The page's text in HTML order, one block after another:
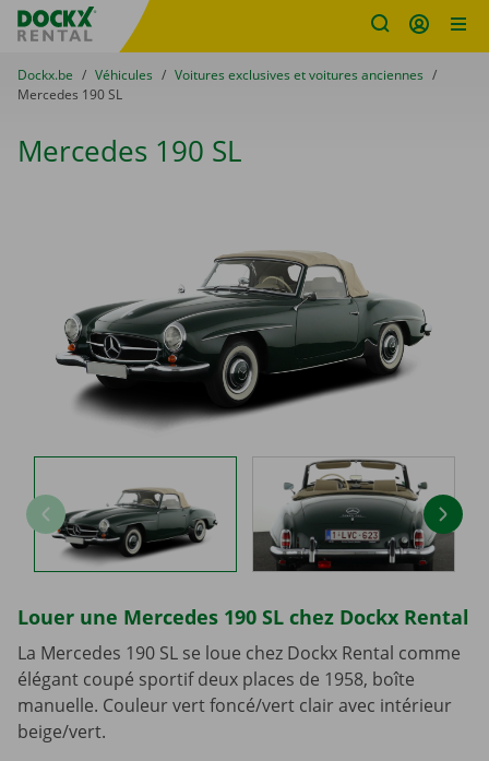
sitename
You are here:
du
Dockx.be to
Véhicules to
Voitures exclusives et voitures anciennes
Mercedes 190 SL
Mercedes 190 SL
Louer une Mercedes 190 SL chez Dockx Rental
La Mercedes 190 SL se loue chez Dockx Rental comme
élégant coupé sportif deux places de 1958, boîte
manuelle. Couleur vert foncé/vert clair avec intérieur
beige/vert.